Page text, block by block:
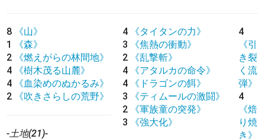
8
《山》
1
《森》
2
《燃えがらの林間地》
4
《樹木茂る山麓》
4
《血染めのぬかるみ》
2
《吹きさらしの荒野》
-土地(21)-
4
《タイタンの力》
3
《焦熱の衝動》
2
《乱撃斬》
4
《アタルカの命令》
4
《ドラゴンの餌》
3
《ティムールの激闘》
2
《軍族童の突発》
3
《強大化》
4
《引
き裂
く流
弾》
4
《焙
り焼
き》